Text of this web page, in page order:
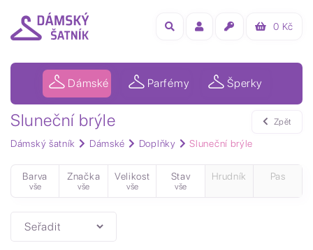
0 Kč
Dámské Parfémy Šperky
Sluneční brýle
Dámský šatník Dámské Doplňky Sluneční brýle
Zpět
Barva
vše
Značka
vše
Velikost
vše
Stav
vše
Hrudník Pas